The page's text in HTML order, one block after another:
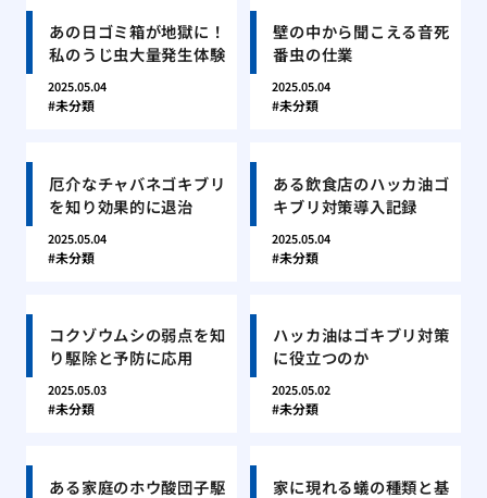
あの日ゴミ箱が地獄に！
私のうじ虫大量発生体験
2025.05.04
未分類
壁の中から聞こえる音死
番虫の仕業
2025.05.04
未分類
厄介なチャバネゴキブリ
を知り効果的に退治
2025.05.04
未分類
ある飲食店のハッカ油ゴ
キブリ対策導入記録
2025.05.04
未分類
コクゾウムシの弱点を知
り駆除と予防に応用
2025.05.03
未分類
ハッカ油はゴキブリ対策
に役立つのか
2025.05.02
未分類
ある家庭のホウ酸団子駆
家に現れる蟻の種類と基